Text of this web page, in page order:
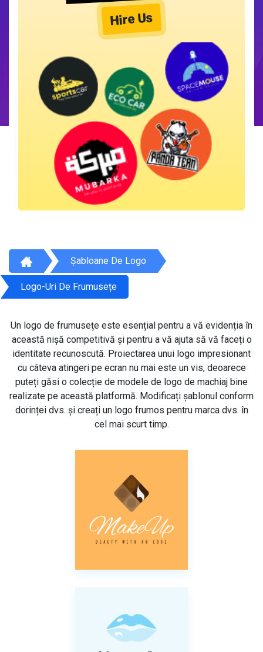
Hire Us
Șabloane De Logo
Logo-Uri De Frumusețe
Un logo de frumusețe este esențial pentru a vă evidenția în
această nișă competitivă și pentru a vă ajuta să vă faceți o
identitate recunoscută. Proiectarea unui logo impresionant
cu câteva atingeri pe ecran nu mai este un vis, deoarece
puteți găsi o colecție de modele de logo de machiaj bine
realizate pe această platformă. Modificați șablonul conform
dorinței dvs. și creați un logo frumos pentru marca dvs. în
cel mai scurt timp.